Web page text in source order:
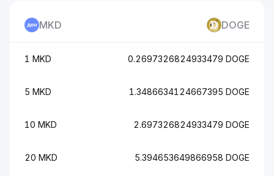
MKD DOGE
1 MKD 0.2697326824933479 DOGE
5 MKD 1.3486634124667395 DOGE
10 MKD 2.697326824933479 DOGE
20 MKD 5.394653649866958 DOGE